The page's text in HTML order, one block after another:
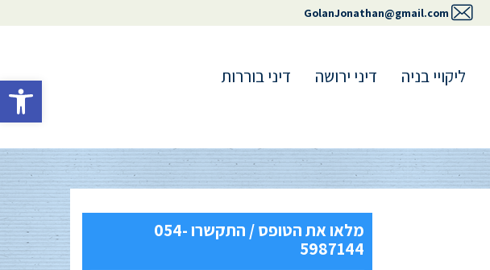
פתח
GolanJonathan@gmail.com
ליקויי בניה דיני ירושה
דיני בוררות
מלאו את הטופס / התקשרו 054-
5987144